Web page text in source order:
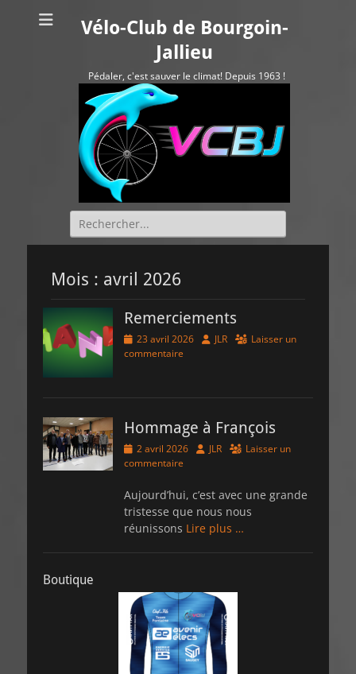
Vélo-Club de Bourgoin-
Jallieu
Pédaler, c'est sauver le climat! Depuis 1963 !
Rechercher :
Mois : avril 2026
Remerciements
Posted
on
23 avril 2026 Author
JLR
Laisser un
commentaire
Hommage à François
Posted
on
2 avril 2026 Author
JLR
Laisser un
commentaire
Aujourd’hui, c’est avec une grande
tristesse que nous nous
réunissons Lire plus …
Boutique